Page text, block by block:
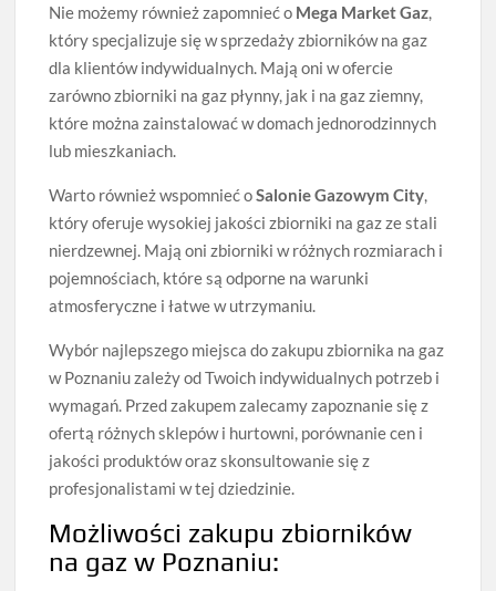
Nie możemy również zapomnieć o Mega Market Gaz,
który specjalizuje się w sprzedaży zbiorników na gaz
dla klientów indywidualnych. Mają oni w ofercie
zarówno zbiorniki na gaz płynny, jak i na gaz ziemny,
które można zainstalować w domach jednorodzinnych
lub mieszkaniach.
Warto również wspomnieć oSalonie Gazowym City,
który oferuje wysokiej jakości zbiorniki na gaz ze stali
nierdzewnej. Mają oni zbiorniki w różnych rozmiarach i
pojemnościach, które są odporne na warunki
atmosferyczne i łatwe w utrzymaniu.
Wybór najlepszego miejsca do zakupu zbiornika na gaz
w Poznaniu zależy od Twoich indywidualnych potrzeb i
wymagań. Przed zakupem zalecamy zapoznanie się z
ofertą różnych sklepów i hurtowni, porównanie cen i
jakości produktów oraz skonsultowanie się z
profesjonalistami w tej dziedzinie.
Możliwości zakupu zbiorników
na gaz w Poznaniu: